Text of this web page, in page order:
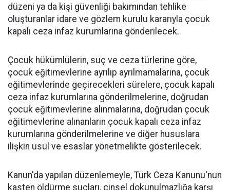
düzeni ya da kişi güvenliği bakımından tehlike
oluşturanlar idare ve gözlem kurulu kararıyla çocuk
kapalı ceza infaz kurumlarına gönderilecek.
Çocuk hükümlülerin, suç ve ceza türlerine göre,
çocuk eğitimevlerine ayrılıp ayrılmamalarına, çocuk
eğitimevlerinde geçirecekleri sürelere, çocuk kapalı
ceza infaz kurumlarına gönderilmelerine, doğrudan
çocuk eğitimevlerine alınmalarına, doğrudan çocuk
eğitimevlerine alınanların çocuk kapalı ceza infaz
kurumlarına gönderilmelerine ve diğer hususlara
ilişkin usul ve esaslar yönetmelikte gösterilecek.
Kanun'da yapılan düzenlemeyle, Türk Ceza Kanunu'nun
kasten öldürme suçları, cinsel dokunulmazlığa karşı